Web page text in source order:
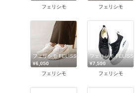
フェリシモ
フェリシモ
フェリシモ FELISSIMO
¥6,050
フェリシモ
フェリシモ
¥7,590
フェリシモ